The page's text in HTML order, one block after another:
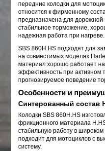
передние колодки для
относится к фирменному
предназначена для дорожной
стабильное торможение,
надежная работа при нагреве.
SBS 860H.HS подходят для
на совместимых моделях
материал хорошо работает
эффективность при активном
прогнозируемое поведение
Особенности и
Синтерованный состав
Колодки SBS 860H.HS
фрикционного материала
стабильную работу в
подходит для мотоциклов с
систему.